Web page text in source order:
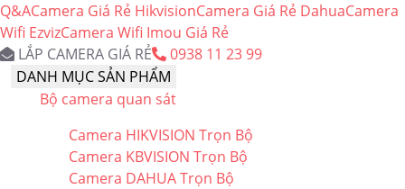
Q&ACamera Giá Rẻ HikvisionCamera Giá Rẻ DahuaCamera
Wifi EzvizCamera Wifi Imou Giá Rẻ
LẮP CAMERA GIÁ RẺ
0938 11 23 99
DANH MỤC SẢN PHẨM
Bộ camera quan sát
Camera HIKVISION Trọn Bộ
Camera KBVISION Trọn Bộ
Camera DAHUA Trọn Bộ